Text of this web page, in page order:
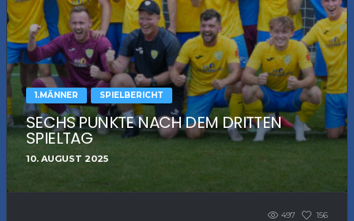
1.MÄNNER SPIELBERICHT
SECHS PUNKTE NACH DEM DRITTEN
SPIELTAG
10. AUGUST 2025
497 156